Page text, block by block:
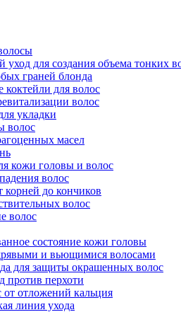
для создания объема тонких
граней блонда
для волос
волос
укладки
волос
масел
кожи головы и волос
волос
корней до кончиков
волос
волос
состояние кожи головы
и вьющимися волосами
для защиты окрашенных волос
против перхоти
отложений кальция
линия ухода